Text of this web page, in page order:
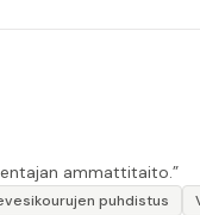
ammattitaito.”
puhdistus